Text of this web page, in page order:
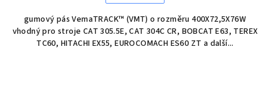
gumový pás VemaTRACK™ (VMT) o rozměru 400X72,5X76W
vhodný pro stroje CAT 305.5E, CAT 304C CR, BOBCAT E63, TEREX
TC60, HITACHI EX55, EUROCOMACH ES60 ZT a další...